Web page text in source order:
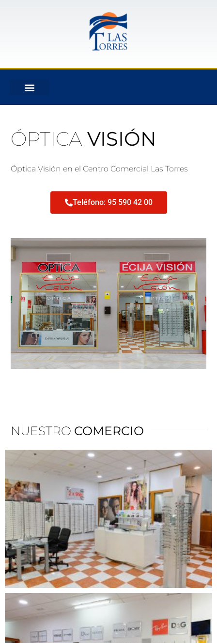
ÓPTICAVISIÓN
Óptica Visión en el Centro Comercial Las Torres
Teléfono: 95 590 42 00
NUESTRO COMERCIO